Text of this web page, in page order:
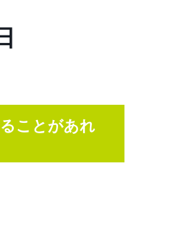
ことがあれ